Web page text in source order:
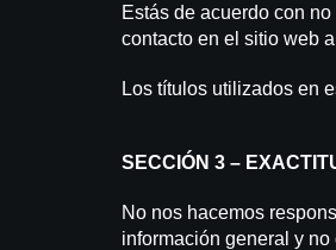
Estás de acuerdo con
contacto en el sitio web
Los títulos utilizados en
SECCIÓN 3 –
No nos hacemos
información general y